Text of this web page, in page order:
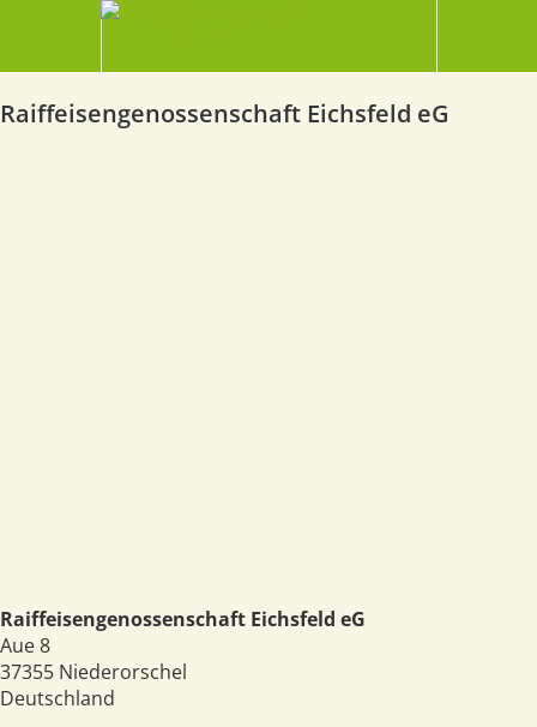
Raiffeisengenossenschaft Eichsfeld eG
Raiffeisengenossenschaft Eichsfeld eG
Aue 8
37355 Niederorschel
Deutschland